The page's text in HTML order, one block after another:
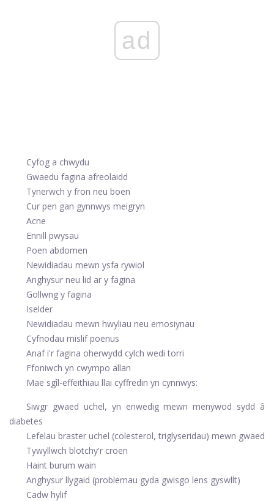
ad
Cyfog a chwydu
Gwaedu fagina afreolaidd
Tynerwch y fron neu boen
Cur pen gan gynnwys meigryn
Acne
Ennill pwysau
Poen abdomen
Newidiadau mewn ysfa rywiol
Anghysur neu lid ar y fagina
Gollwng y fagina
Iselder
Newidiadau mewn hwyliau neu emosiynau
Cyfnodau mislif poenus
Anaf i'r fagina oherwydd cylch wedi torri
Ffoniwch yn cwympo allan
Mae sgîl-effeithiau llai cyffredin yn cynnwys:
Siwgr gwaed uchel, yn enwedig mewn menywod sydd â
diabetes
Lefelau braster uchel (colesterol, triglyseridau) mewn gwaed
Tywyllwch blotchy'r croen
Haint burum wain
Anghysur llygaid (problemau gyda gwisgo lens gyswllt)
Cadw hylif